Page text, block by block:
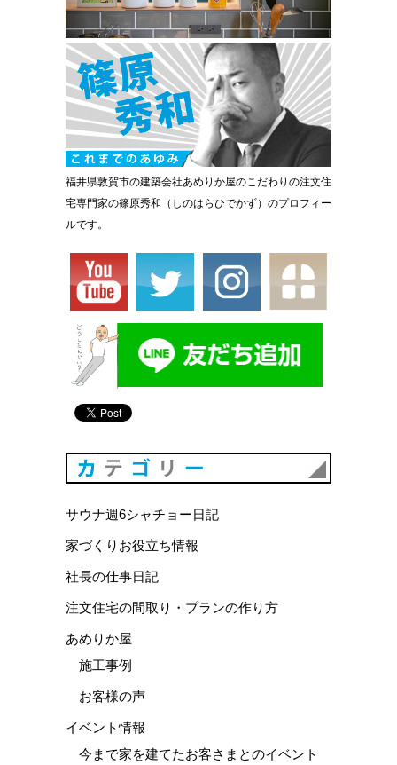
福井県敦賀市の建築会社あめりか屋のこだわりの注文住
宅専門家の篠原秀和（しのはらひでかず）のプロフィー
ルです。
サウナ週6シャチョー日記
家づくりお役立ち情報
社長の仕事日記
注文住宅の間取り・プランの作り方
あめりか屋
施工事例
お客様の声
イベント情報
今まで家を建てたお客さまとのイベント